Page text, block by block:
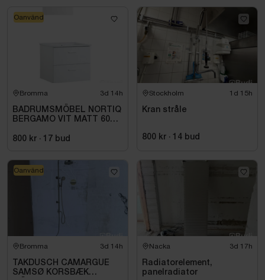
Bromma 3d 14h
BADRUMSMÖBEL NORTIQ
BERGAMO VIT MATT 60
800 kr · 17 bud
Oanvänd
Stockholm 1d 15h
Kran stråle
800 kr · 14 bud
Bromma 3d 14h
TAKDUSCH CAMARGUE
SAMSØ KORSBÆK
Oanvänd
Nacka 3d 17h
Radiatorelement,
panelradiator